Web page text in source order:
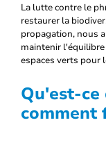
La lutte contre le
restaurer la
propagation, nous
maintenir
espaces verts pour
Qu'est-ce
comment